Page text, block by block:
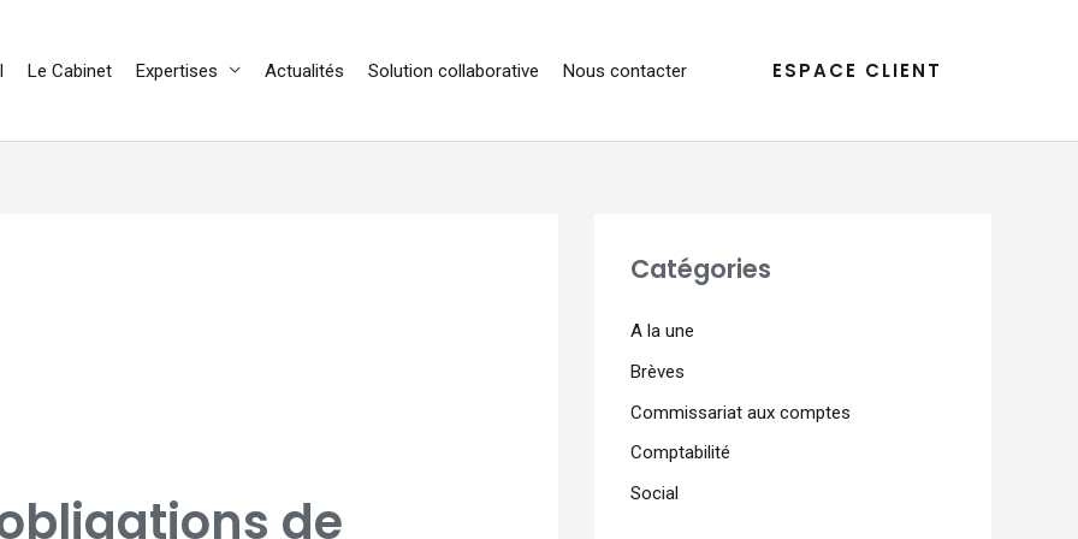
Le Cabinet Expertises Actualités Solution collaborative Nous contacter ESPACE CLIENT
de
Catégories
A la une
Brèves
Commissariat aux comptes
Comptabilité
Social